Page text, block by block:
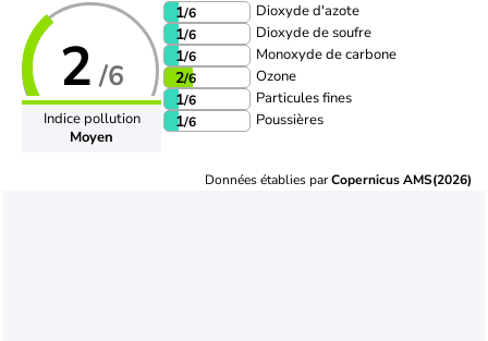
2 /6
Indice pollution
Moyen
1/6 Dioxyde d'azote
1/6 Dioxyde de soufre
1/6 Monoxyde de carbone
2/6 Ozone
1/6 Particules fines
1/6 Poussières
Données établies parCopernicus AMS(2026)